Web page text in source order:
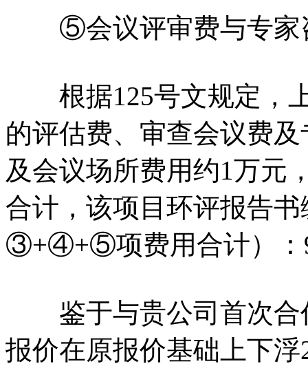
⑤会议评审费与专家
根据125号文规定，上
的评估费、审查会议费
及会议场所费用约1万元
合计，该项目环评报告
③+④+⑤项费用合计）：
鉴于与贵公司首次合
报价在原报价基础上下